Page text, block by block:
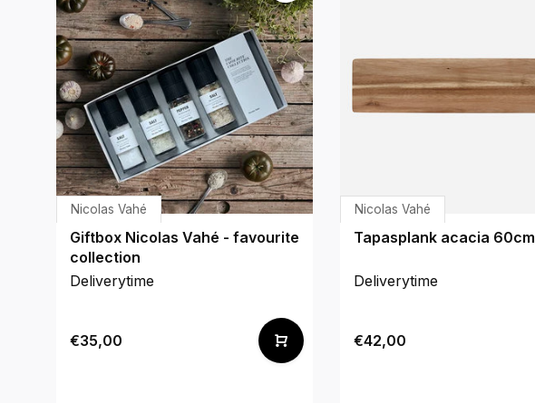
Nicolas Vahé
Giftbox Nicolas Vahé - favourite
collection
Deliverytime
€35,00
Nicolas Vahé
Tapasplank acacia 60cm
Deliverytime
€42,00